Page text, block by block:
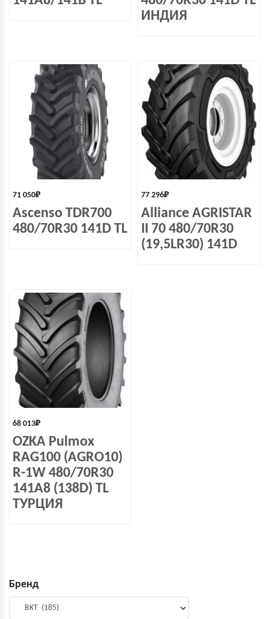
ИНДИЯ
71 050₽
Ascenso TDR700
480/70R30 141D TL
77 296₽
Alliance AGRISTAR
II 70 480/70R30
(19,5LR30) 141D
68 013₽
OZKA Pulmox
RAG100 (AGRO10)
R-1W 480/70R30
141A8 (138D) TL
ТУРЦИЯ
Бренд